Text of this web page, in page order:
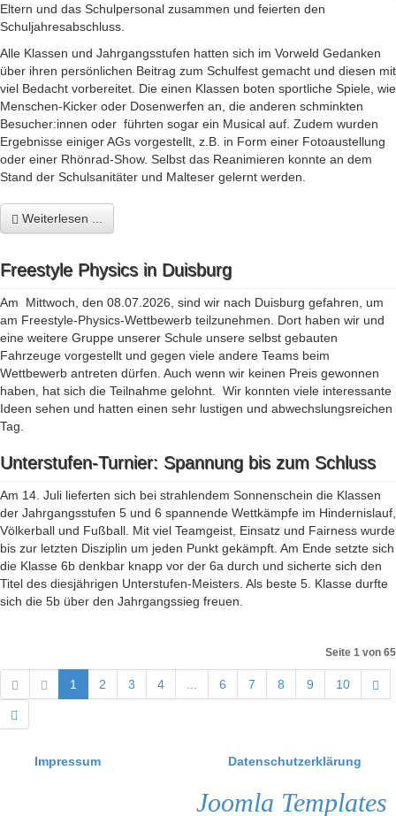
Eltern und das Schulpersonal zusammen und feierten den
Schuljahresabschluss.
Alle Klassen und Jahrgangsstufen hatten sich im Vorweld Gedanken
über ihren persönlichen Beitrag zum Schulfest gemacht und diesen mit
viel Bedacht vorbereitet. Die einen Klassen boten sportliche Spiele, wie
Menschen-Kicker oder Dosenwerfen an, die anderen schminkten
Besucher:innen oder führten sogar ein Musical auf. Zudem wurden
Ergebnisse einiger AGs vorgestellt, z.B. in Form einer Fotoaustellung
oder einer Rhönrad-Show. Selbst das Reanimieren konnte an dem
Stand der Schulsanitäter und Malteser gelernt werden.
Weiterlesen ...
Freestyle Physics in Duisburg
Am Mittwoch, den 08.07.2026, sind wir nach Duisburg gefahren, um
am Freestyle-Physics-Wettbewerb teilzunehmen. Dort haben wir und
eine weitere Gruppe unserer Schule unsere selbst gebauten
Fahrzeuge vorgestellt und gegen viele andere Teams beim
Wettbewerb antreten dürfen. Auch wenn wir keinen Preis gewonnen
haben, hat sich die Teilnahme gelohnt. Wir konnten viele interessante
Ideen sehen und hatten einen sehr lustigen und abwechslungsreichen
Tag.
Unterstufen-Turnier: Spannung bis zum Schluss
Am 14. Juli lieferten sich bei strahlendem Sonnenschein die Klassen
der Jahrgangsstufen 5 und 6 spannende Wettkämpfe im Hindernislauf,
Völkerball und Fußball. Mit viel Teamgeist, Einsatz und Fairness wurde
bis zur letzten Disziplin um jeden Punkt gekämpft. Am Ende setzte sich
die Klasse 6b denkbar knapp vor der 6a durch und sicherte sich den
Titel des diesjährigen Unterstufen-Meisters. Als beste 5. Klasse durfte
sich die 5b über den Jahrgangssieg freuen.
Seite 1 von 65
1 2 3 4 6 7 8 9 10
Impressum Datenschutzerklärung
Joomla Templates